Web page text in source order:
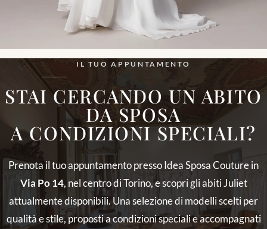
IL TUO APPUNTAMENTO
STAI CERCANDO UN ABITO
DA SPOSA
A CONDIZIONISPECIALI?
Prenota il tuo appuntamento presso Idea Sposa Couture in
Via Po 14, nel centro di Torino, e scopri gli abiti Juliet
attualmente disponibili. Una selezione di modelli scelti per
qualità e stile, proposti a condizioni speciali e accompagnati